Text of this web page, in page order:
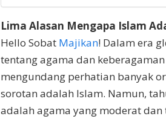
Lima Alasan Mengapa Islam
Hello Sobat Majikan! Dalam era
tentang agama dan
mengundang perhatian banyak
sorotan adalah Islam. Namun,
adalah agama yang moderat dan